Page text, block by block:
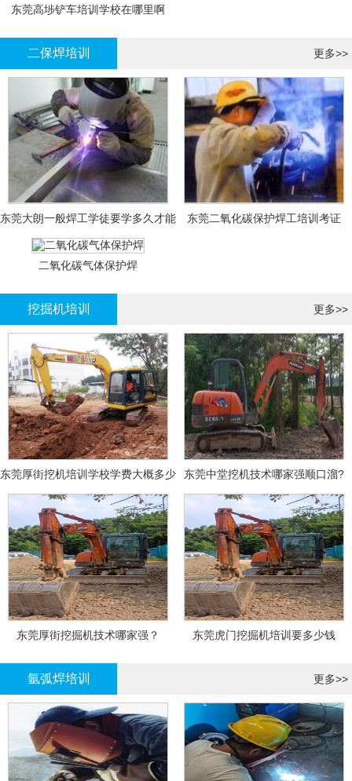
东莞高埗铲车培训学校在哪里啊
二保焊培训 更多>>
东莞大朗一般焊工学徒要学多久才能
拿证？
东莞二氧化碳保护焊工培训考证
二氧化碳气体保护焊
挖掘机培训 更多>>
东莞厚街挖机培训学校学费大概多少 东莞中堂挖机技术哪家强顺口溜?
东莞厚街挖掘机技术哪家强？ 东莞虎门挖掘机培训要多少钱
氩弧焊培训 更多>>